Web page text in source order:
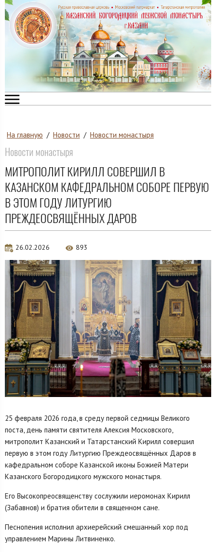
На главную / Новости / Новости монастыря
Новости монастыря
МИТРОПОЛИТ КИРИЛЛ СОВЕРШИЛ В
КАЗАНСКОМ КАФЕДРАЛЬНОМ СОБОРЕ ПЕРВУЮ
В ЭТОМ ГОДУ ЛИТУРГИЮ
ПРЕЖДЕОСВЯЩЁННЫХ ДАРОВ
26.02.2026 893
25 февраля 2026 года, в среду первой седмицы Великого
поста, день памяти святителя Алексия Московского,
митрополит Казанский и Татарстанский Кирилл совершил
первую в этом году Литургию Преждеосвящённых Даров в
кафедральном соборе Казанской иконы Божией Матери
Казанского Богородицкого мужского монастыря.
Его Высокопреосвященству сослужили иеромонах Кирилл
(Забавнов) и братия обители в священном сане.
Песнопения исполнил архиерейский смешанный хор под
управлением Марины Литвиненко.